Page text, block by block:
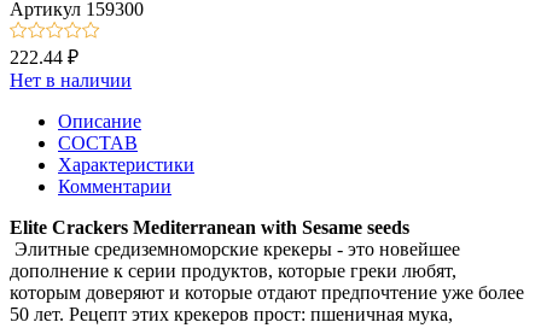
Артикул 159300
222.44 ₽
Нет в наличии
Описание
СОСТАВ
Характеристики
Комментарии
Elite Crackers Mediterranean with Sesame seeds
Элитные средиземноморские крекеры - это новейшее
дополнение к серии продуктов, которые греки любят,
которым доверяют и которые отдают предпочтение уже более
50 лет. Рецепт этих крекеров прост: пшеничная мука,